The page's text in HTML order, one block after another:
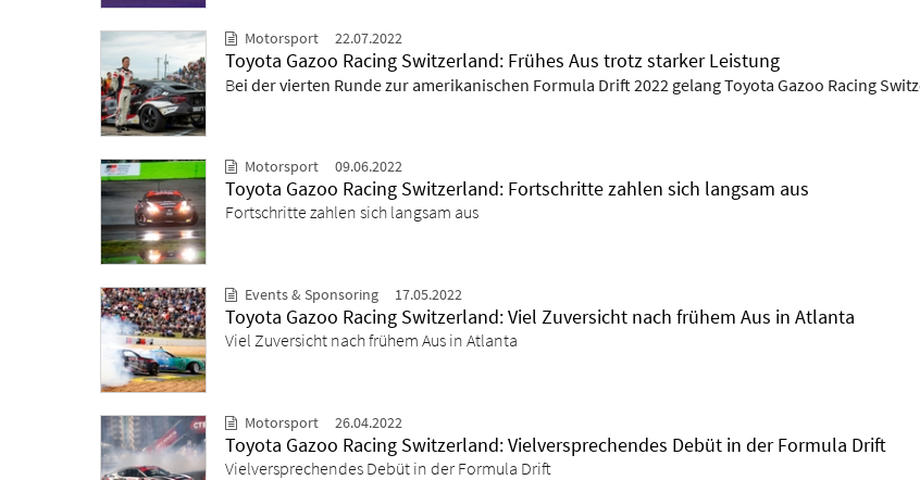
Motorsport 22.07.2022
Toyota Gazoo Racing Switzerland: Frühes Aus trotz starker Leistung
Bei der vierten Runde zur amerikanischen Formula Drift 2022 gelang Toyota Gazoo Racing
Motorsport 09.06.2022
Toyota Gazoo Racing Switzerland: Fortschritte zahlen sich langsam aus
Fortschritte zahlen sich langsam aus
Events & Sponsoring 17.05.2022
Toyota Gazoo Racing Switzerland: Viel Zuversicht nach frühem Aus in Atlanta
Viel Zuversicht nach frühem Aus in Atlanta
Motorsport 26.04.2022
Toyota Gazoo Racing Switzerland: Vielversprechendes Debüt in der Formula Drift
Vielversprechendes Debüt in der Formula Drift